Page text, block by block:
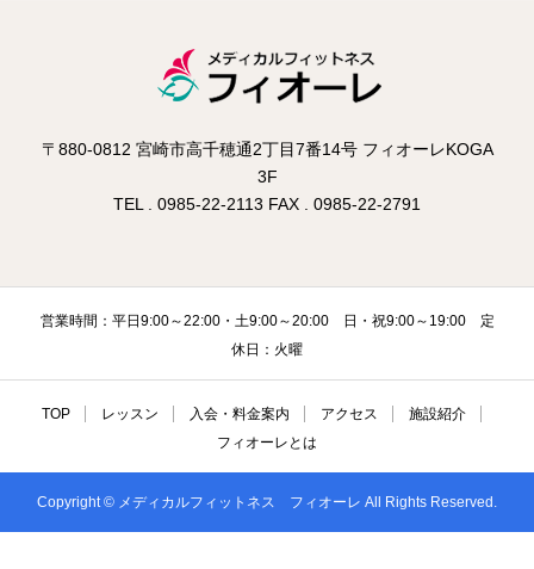
〒880-0812 宮崎市高千穂通2丁目7番14号 フィオーレKOGA
3F
TEL . 0985-22-2113 FAX . 0985-22-2791
営業時間：平日9:00～22:00・土9:00～20:00 日・祝9:00～19:00 定
休日：火曜
TOP レッスン 入会・料金案内 アクセス
施設紹介
フィオーレとは
Copyright © メディカルフィットネス フィオーレ All Rights Reserved.